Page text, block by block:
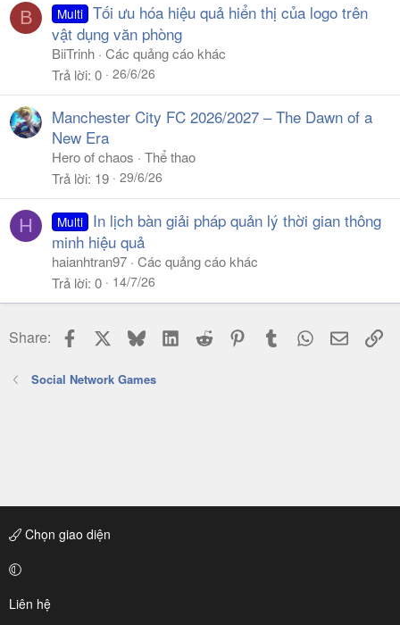
B Multi Tối ưu hóa hiệu quả hiển thị của logo trên
vật dụng văn phòng
BiiTrinh Các quảng cáo khác
Trả lời 0 26/6/26
Manchester City FC 2026/2027 – The Dawn of a
New Era
Hero of chaos
Thể thao
Trả lời 19 29/6/26
H Multi
In lịch bàn giải pháp quản lý thời gian thông
minh hiệu quả
haianhtran97 Các quảng cáo khác
Trả lời 0 14/7/26
Share: Facebook BlueskyLinkedIn
Reddit PinterestTumblr WhatsApp
Email
Social Network Games
Chọn giao diện
Liên hệ